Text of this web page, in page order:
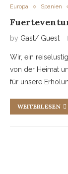
Europa Spanien
by Gast/ Guest
Wir, ein
von der Heimat
für unsere
WEITERLESEN